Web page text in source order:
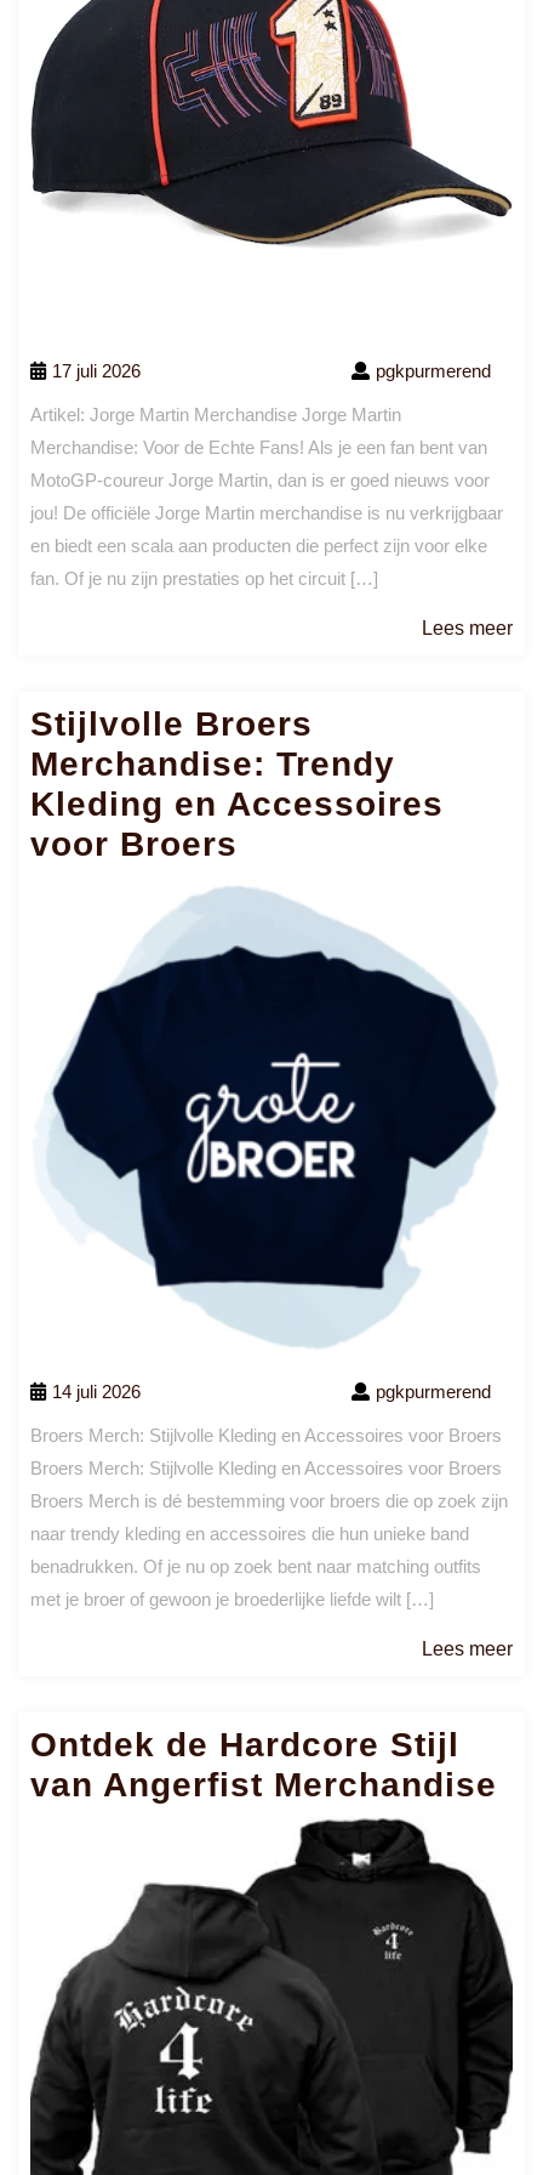
17 juli 2026 pgkpurmerend
Artikel: Jorge Martin Merchandise Jorge Martin
Merchandise: Voor de Echte Fans! Als je een fan bent van
MotoGP-coureur Jorge Martin, dan is er goed nieuws voor
jou! De officiële Jorge Martin merchandise is nu verkrijgbaar
en biedt een scala aan producten die perfect zijn voor elke
fan. Of je nu zijn prestaties op het circuit […]
Lees meer
Stijlvolle Broers
Merchandise: Trendy
Kleding en Accessoires
voor Broers
14 juli 2026 pgkpurmerend
Broers Merch: Stijlvolle Kleding en Accessoires voor Broers
Broers Merch: Stijlvolle Kleding en Accessoires voor Broers
Broers Merch is dé bestemming voor broers die op zoek zijn
naar trendy kleding en accessoires die hun unieke band
benadrukken. Of je nu op zoek bent naar matching outfits
met je broer of gewoon je broederlijke liefde wilt […]
Lees meer
Ontdek de Hardcore Stijl
van Angerfist Merchandise